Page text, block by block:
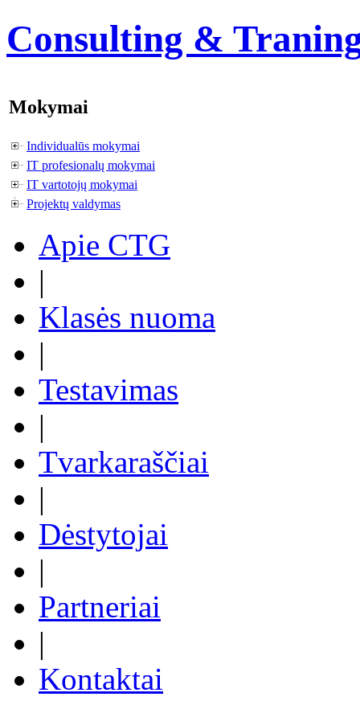
Consulting &
Mokymai
Individualūs mokymai
IT profesionalų mokymai
IT vartotojų mokymai
Projektų valdymas
Apie CTG
|
Klasės nuoma
|
Testavimas
|
Tvarkaraščiai
|
Dėstytojai
|
Partneriai
|
Kontaktai